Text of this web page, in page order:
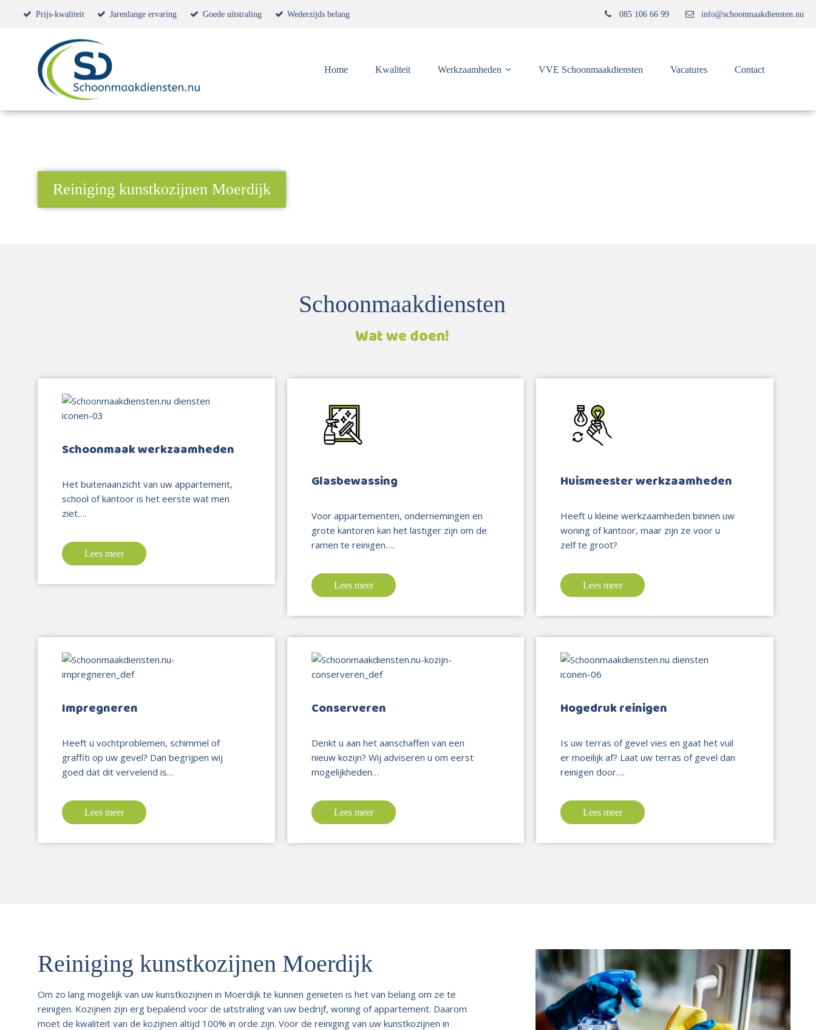
Prijs-kwaliteit Jarenlange ervaring Goede uitstraling Wederzijds belang 085 106 66 99 info@schoonmaakdiensten.nu
Home Kwaliteit Werkzaamheden VVE Schoonmaakdiensten Vacatures Contact
Reiniging kunstkozijnen Moerdijk
Schoonmaakdiensten
Wat we doen!
Schoonmaak werkzaamheden
Het buitenaanzicht van uw appartement,
school of kantoor is het eerste wat men
ziet….
Lees meer
Glasbewassing
Voor appartementen, ondernemingen en
grote kantoren kan het lastiger zijn om de
ramen te reinigen….
Lees meer
Huismeester werkzaamheden
Heeft u kleine werkzaamheden binnen uw
woning of kantoor, maar zijn ze voor u
zelf te groot?
Lees meer
Impregneren
Heeft u vochtproblemen, schimmel of
graffiti op uw gevel? Dan begrijpen wij
goed dat dit vervelend is…
Lees meer
Conserveren
Denkt u aan het aanschaffen van een
nieuw kozijn? Wij adviseren u om eerst
mogelijkheden…
Lees meer
Hogedruk reinigen
Is uw terras of gevel vies en gaat het vuil
er moeilijk af? Laat uw terras of gevel dan
reinigen door….
Lees meer
Reiniging kunstkozijnen Moerdijk
Om zo lang mogelijk van uw kunstkozijnen in Moerdijk te kunnen genieten is het van belang om ze te
reinigen. Kozijnen zijn erg bepalend voor de uitstraling van uw bedrijf, woning of appartement. Daarom
moet de kwaliteit van de kozijnen altijd 100% in orde zijn. Voor de reiniging van uw kunstkozijnen in